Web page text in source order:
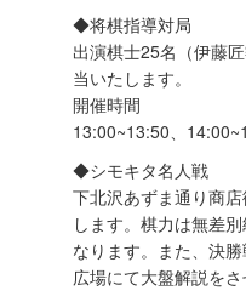
◆将棋指導対局
出演棋士25名（伊藤
当いたします。
開催時間
13:00~13:50、
◆シモキタ名人戦
下北沢あずま通り商
します。棋力は無差
なります。また、決
広場にて大盤解説をさ